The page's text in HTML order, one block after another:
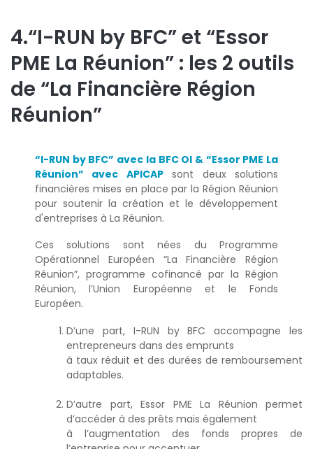
4.“I-RUN by BFC” et “Essor
PME La Réunion” : les 2 outils
de “La Financière Région
Réunion”
“I-RUN by BFC” avec la BFC OI & “Essor PME La
Réunion” avec APICAPsont deux solutions
financières mises en place par la Région Réunion
pour soutenir la création et le développement
d'entreprises à La Réunion.
Ces solutions sont nées du Programme
Opérationnel Européen “La Financière Région
Réunion”, programme cofinancé par la Région
Réunion, l’Union Européenne et le Fonds
Européen.
D’une part, I-RUN by BFC accompagne les
entrepreneurs dans des emprunts
à taux réduit et des durées de remboursement
adaptables.
D’autre part, Essor PME La Réunion permet
d’accéder à des prêts mais également
à l’augmentation des fonds propres de